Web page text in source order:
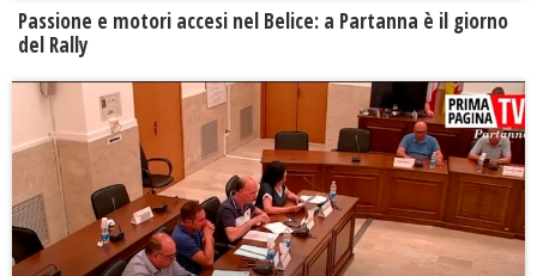
Passione e motori accesi nel Belice: a Partanna è il giorno
del Rally